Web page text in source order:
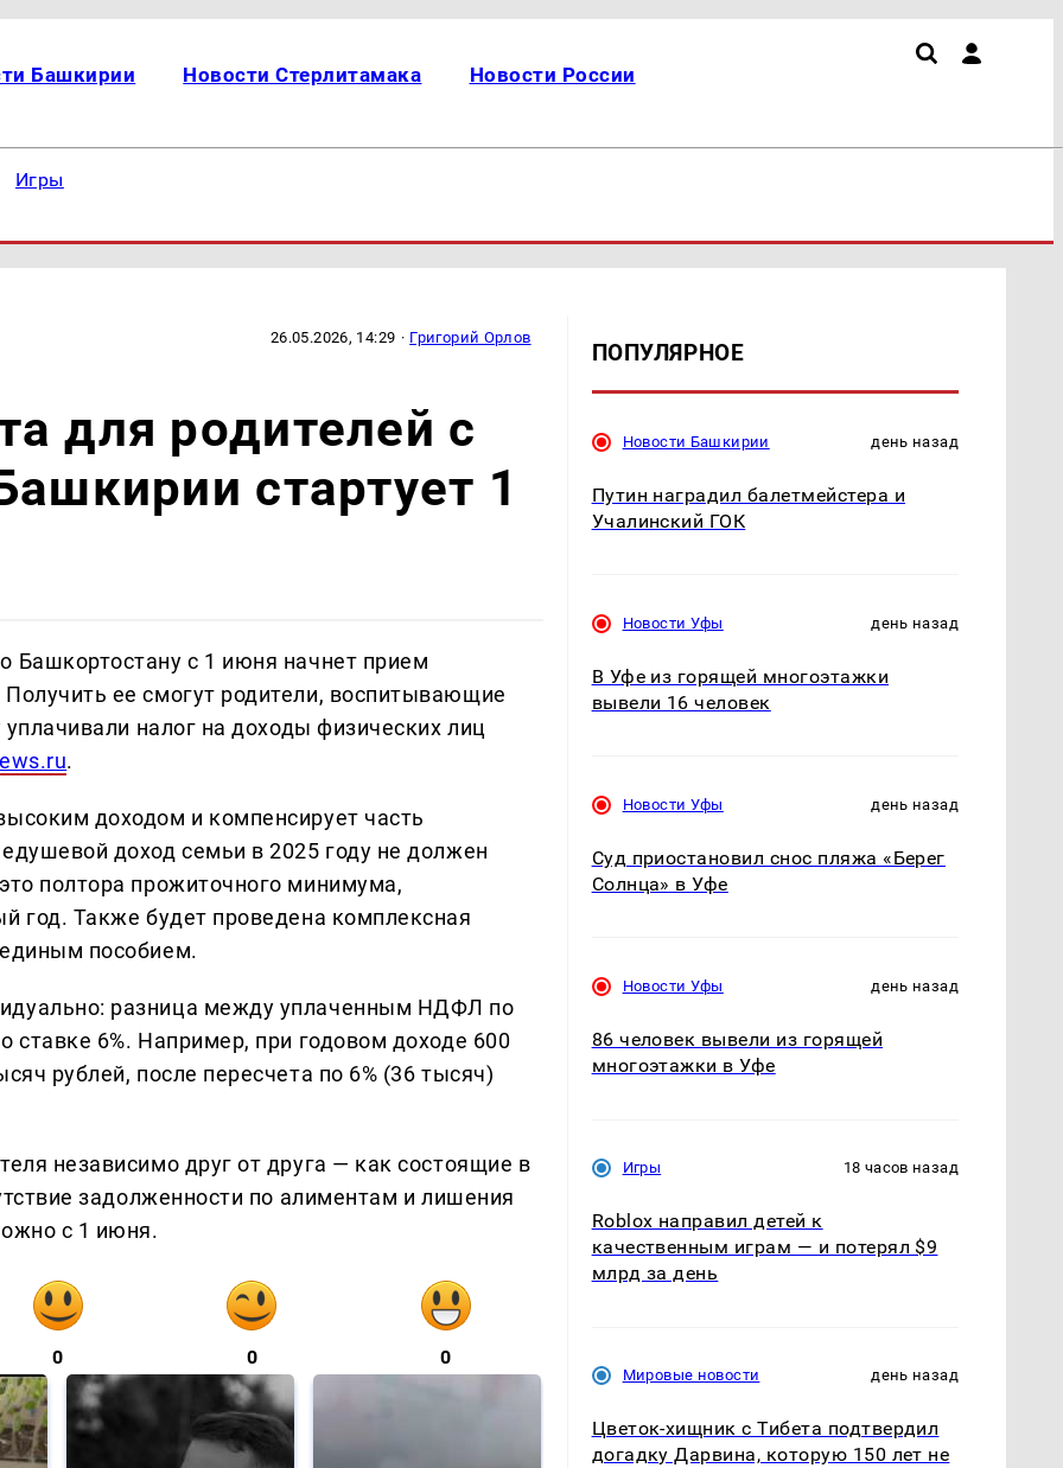
Башкирии Новости Стерлитамака Новости России
Игры
26.05.2026, 14:29 · Григорий Орлов
для родителей с
стартует 1
Башкортостану с 1 июня начнет прием
ее смогут родители, воспитывающие
налог на доходы физических лиц
.
доходом и компенсирует часть
доход семьи в 2025 году не должен
полтора прожиточного минимума,
год. Также будет проведена комплексная
пособием.
разница между уплаченным НДФЛ по
ставке 6%. Например, при годовом доходе 600
рублей, после пересчета по 6% (36 тысяч)
независимо друг от друга — как состоящие в
задолженности по алиментам и лишения
с 1 июня.
0 0 0
ПОПУЛЯРНОЕ
Новости Башкирии день назад
Путин наградил балетмейстера и
Учалинский ГОК
Новости Уфы день назад
В Уфе из горящей многоэтажки
вывели 16 человек
Новости Уфы день назад
Суд приостановил снос пляжа «Берег
Солнца» в Уфе
Новости Уфы день назад
86 человек вывели из горящей
многоэтажки в Уфе
Игры 18 часов назад
Roblox направил детей к
качественным играм — и потерял $9
млрд за день
Мировые новости день назад
Цветок-хищник с Тибета подтвердил
догадку Дарвина, которую 150 лет не